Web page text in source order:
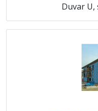
Duvar U,